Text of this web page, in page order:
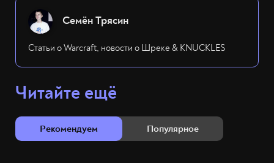
Семён Трясин
Статьи о Warcraft, новости о Шреке & KNUCKLES
Читайте ещё
Рекомендуем Популярное